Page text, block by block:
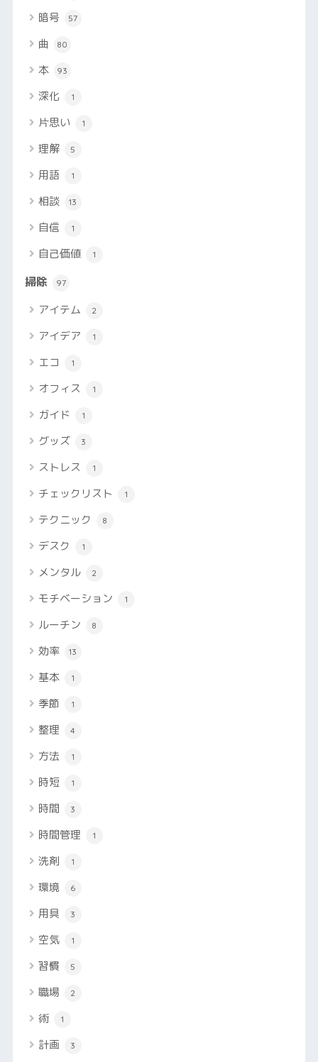
暗号 57
曲 80
本 93
深化 1
片思い 1
理解 5
用語 1
相談 13
自信 1
自己価値 1
掃除 97
アイテム 2
アイデア 1
エコ 1
オフィス 1
ガイド 1
グッズ 3
ストレス 1
チェックリスト 1
テクニック 8
デスク 1
メンタル 2
モチベーション 1
ルーチン 8
効率 13
基本 1
季節 1
整理 4
方法 1
時短 1
時間 3
時間管理 1
洗剤 1
環境 6
用具 3
空気 1
習慣 5
職場 2
術 1
計画 3